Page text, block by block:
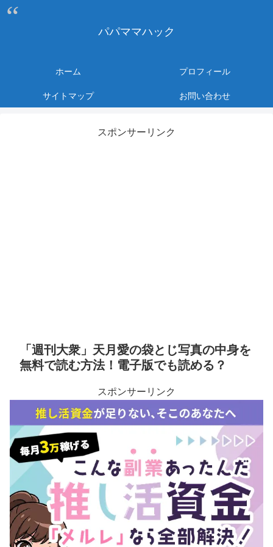
パパママハック
ホーム
プロフィール
サイトマップ
お問い合わせ
スポンサーリンク
「週刊大衆」天月愛の袋とじ写真の中身を
無料で読む方法！電子版でも読める？
スポンサーリンク